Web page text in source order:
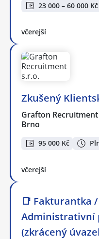
23 000 – 60 000 Kč
včerejší
Zkušený
Grafton
Brno
95 000 Kč
včerejší
📑 Fakturantka /
Administrativní
(zkrácený